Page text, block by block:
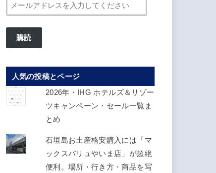
ー
ル
レ
ス
を
入
て
く
購読
人気の投稿とページ
2026年・IHG ホテルズ＆リゾー
ツキャンペーン・セール一覧ま
とめ
石垣島お土産格安購入には「マ
ックスバリュやいま店」が超絶
便利。場所・行き方・商品を写